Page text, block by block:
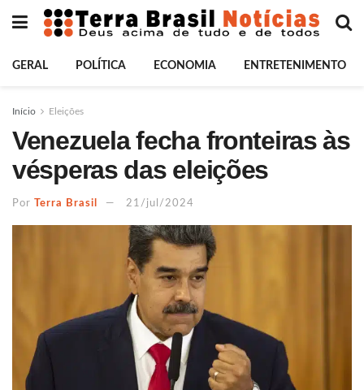
GERAL POLÍTICA ECONOMIA ENTRETENIMENTO
Início Eleições
Venezuela fecha fronteiras às
vésperas das eleições
Por Terra Brasil 21/jul/2024